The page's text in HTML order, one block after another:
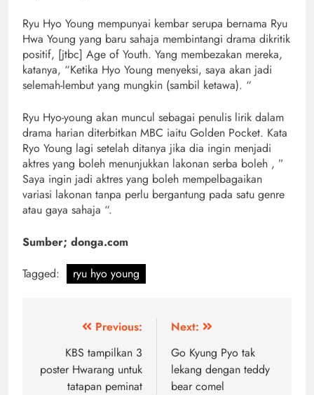
Ryu Hyo Young mempunyai kembar serupa bernama Ryu
Hwa Young yang baru sahaja membintangi drama dikritik
positif, [jtbc] Age of Youth. Yang membezakan mereka,
katanya, “Ketika Hyo Young menyeksi, saya akan jadi
selemah-lembut yang mungkin (sambil ketawa). “
Ryu Hyo-young akan muncul sebagai penulis lirik dalam
drama harian diterbitkan MBC iaitu Golden Pocket. Kata
Ryo Young lagi setelah ditanya jika dia ingin menjadi
aktres yang boleh menunjukkan lakonan serba boleh , ”
Saya ingin jadi aktres yang boleh mempelbagaikan
variasi lakonan tanpa perlu bergantung pada satu genre
atau gaya sahaja “.
Sumber; donga.com
Tagged:
ryu hyo young
navigation
Previous:
KBS tampilkan 3
poster Hwarang untuk
tatapan peminat
Next:
Go Kyung Pyo tak
lekang dengan teddy
bear comel